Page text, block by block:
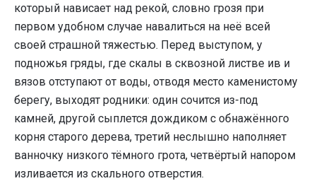
который нависает над рекой, словно грозя при
первом удобном случае навалиться на неё всей
своей страшной тяжестью. Перед выступом, у
подножья гряды, где скалы в сквозной листве ив и
вязов отступают от воды, отводя место каменистому
берегу, выходят родники: один сочится из-под
камней, другой сыплется дождиком с обнажённого
корня старого дерева, третий неслышно наполняет
ванночку низкого тёмного грота, четвёртый напором
изливается из скального отверстия.